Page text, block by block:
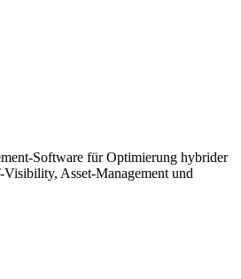
Software für Optimierung hybrider
Asset-Management und